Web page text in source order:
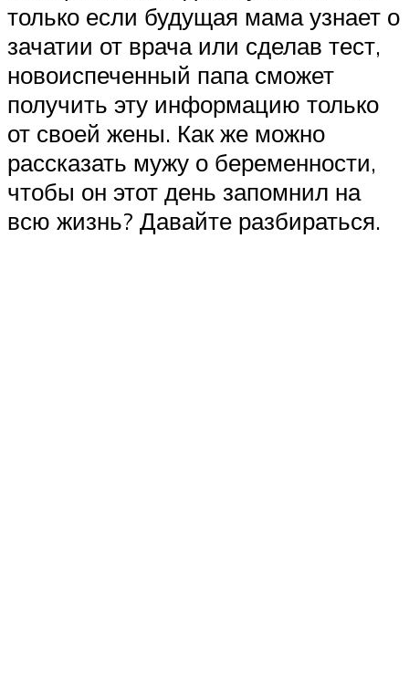
только если будущая мама узнает о
зачатии от врача или сделав тест,
новоиспеченный папа сможет
получить эту информацию только
от своей жены. Как же можно
рассказать мужу о беременности,
чтобы он этот день запомнил на
всю жизнь? Давайте разбираться.